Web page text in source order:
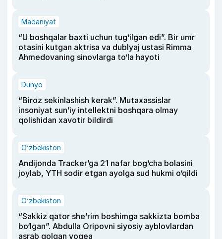
Madaniyat
“U boshqalar baxti uchun tug‘ilgan edi”. Bir umr
otasini kutgan aktrisa va dublyaj ustasi Rimma
Ahmedovaning sinovlarga to‘la hayoti
Dunyo
“Biroz sekinlashish kerak”. Mutaxassislar
insoniyat sun’iy intellektni boshqara olmay
qolishidan xavotir bildirdi
O‘zbekiston
Andijonda Tracker’ga 21 nafar bog‘cha bolasini
joylab, YTH sodir etgan ayolga sud hukmi o‘qildi
O‘zbekiston
“Sakkiz qator she’rim boshimga sakkizta bomba
bo‘lgan”. Abdulla Oripovni siyosiy ayblovlardan
asrab qolgan voqea